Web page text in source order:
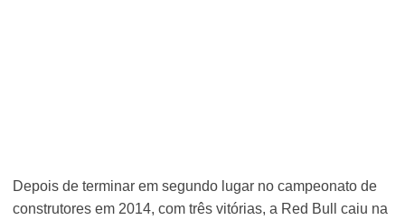
Depois de terminar em segundo lugar no campeonato de
construtores em 2014, com três vitórias, a Red Bull caiu na